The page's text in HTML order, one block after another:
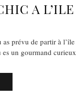
A L’ILE
prévu de partir à l’île
es un gourmand curieux